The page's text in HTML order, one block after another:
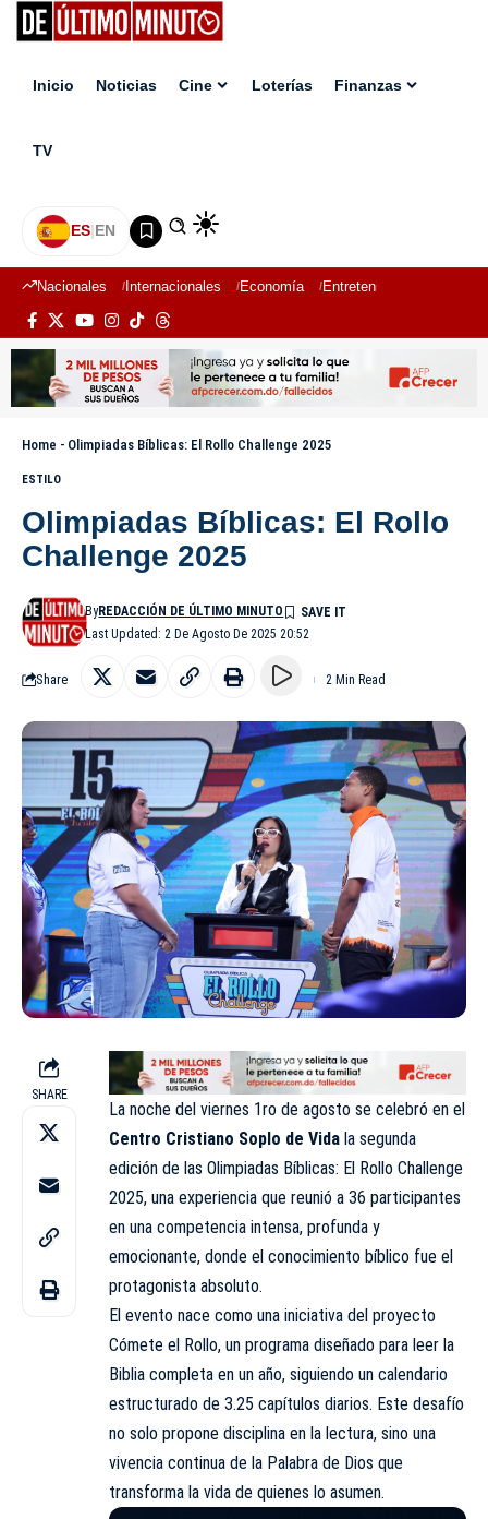
Inicio Noticias Cine Loterías Finanzas
TV
ES|EN
Nacionales Internacionales Economía Entretenimiento
Home - Olimpiadas Bíblicas: El Rollo Challenge 2025
ESTILO
Olimpiadas Bíblicas: El Rollo
Challenge 2025
Last Updated: 2 De Agosto De 2025 20:52
ByREDACCIÓN DE ÚLTIMO MINUTO
Share 2 Min Read
SHARE
La noche del viernes 1ro de agosto se celebró en el
Centro Cristiano Soplo de Vida la segunda
edición de las Olimpiadas Bíblicas: El Rollo Challenge
2025, una experiencia que reunió a 36 participantes
en una competencia intensa, profunda y
emocionante, donde el conocimiento bíblico fue el
protagonista absoluto.
El evento nace como una iniciativa del proyecto
Cómete el Rollo, un programa diseñado para leer la
Biblia completa en un año, siguiendo un calendario
estructurado de 3.25 capítulos diarios. Este desafío
no solo propone disciplina en la lectura, sino una
vivencia continua de la Palabra de Dios que
transforma la vida de quienes lo asumen.